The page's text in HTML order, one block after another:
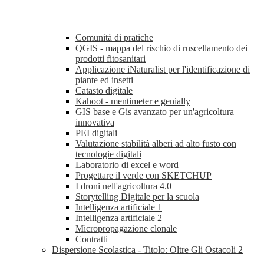
Comunità di pratiche
QGIS - mappa del rischio di ruscellamento dei
prodotti fitosanitari
Applicazione iNaturalist per l'identificazione di
piante ed insetti
Catasto digitale
Kahoot - mentimeter e genially
GIS base e Gis avanzato per un'agricoltura
innovativa
PEI digitali
Valutazione stabilità alberi ad alto fusto con
tecnologie digitali
Laboratorio di excel e word
Progettare il verde con SKETCHUP
I droni nell'agricoltura 4.0
Storytelling Digitale per la scuola
Intelligenza artificiale 1
Intelligenza artificiale 2
Micropropagazione clonale
Contratti
Dispersione Scolastica - Titolo: Oltre Gli Ostacoli 2